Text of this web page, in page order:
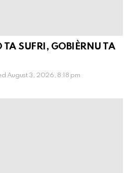
TA SUFRI, GOBIÈRNU TA
August 3, 2026, 8:18 pm